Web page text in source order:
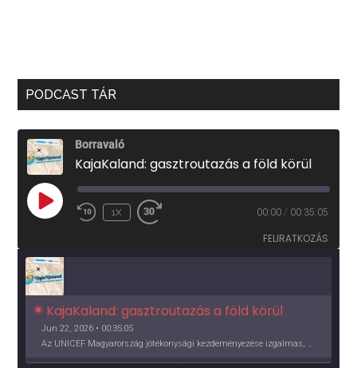
PODCAST TÁR
Borravaló
KajaKaland: gasztroutazás a föld körül
PLAY
EPISODE
1X 00:00 / 00:35:05
FELIRATKOZÁS
KajaKaland: gasztroutazás a föld körül
Jun 22, 2026 • 00:35:05
Az UNICEF Magyarország jótékonysági kezdeményezése izgalmas, egész éves világkörüli ízutazásra hív, igazi családi program és gasztroedukáció, illetve segítség a rászorulóknak is egyben.